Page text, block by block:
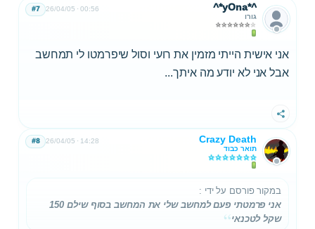
^*yOna*^
גורו
26/04/05 00:56
#7
אני אישית הייתי מזמין את רועי וסול שיפרמטו לי תמחשב
אבל אני לא יודע מה איתך...
שתף
Crazy Death
תואר כבוד
26/04/05 14:28
#8
במקור פורסם על ידי :
אני פרמטתי פעם למחשב שלי את המחשב בסוף שילם 150
שקל לטכנאי